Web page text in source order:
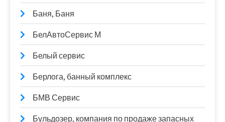
Баня, Баня
БелАвтоСервис М
Белый сервис
Берлога, банный комплекс
БМВ Сервис
Бульдозер, компания по продаже запасных